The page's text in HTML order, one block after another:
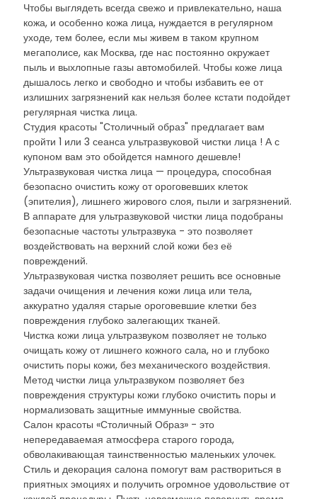
Чтобы выглядеть всегда свежо и привлекательно, наша
кожа, и особенно кожа лица, нуждается в регулярном
уходе, тем более, если мы живем в таком крупном
мегаполисе, как Москва, где нас постоянно окружает
пыль и выхлопные газы автомобилей. Чтобы коже лица
дышалось легко и свободно и чтобы избавить ее от
излишних загрязнений как нельзя более кстати подойдет
регулярная чистка лица.
Студия красоты "Столичный образ" предлагает вам
пройти 1 или 3 сеанса ультразвуковой чистки лица ! А с
купоном вам это обойдется намного дешевле!
Ультразвуковая чистка лица — процедура, способная
безопасно очистить кожу от ороговевших клеток
(эпителия), лишнего жирового слоя, пыли и загрязнений.
В аппарате для ультразвуковой чистки лица подобраны
безопасные частоты ультразвука - это позволяет
воздействовать на верхний слой кожи без её
повреждений.
Ультразвуковая чистка позволяет решить все основные
задачи очищения и лечения кожи лица или тела,
аккуратно удаляя старые ороговевшие клетки без
повреждения глубоко залегающих тканей.
Чистка кожи лица ультразвуком позволяет не только
очищать кожу от лишнего кожного сала, но и глубоко
очистить поры кожи, без механического воздействия.
Метод чистки лица ультразвуком позволяет без
повреждения структуры кожи глубоко очистить поры и
нормализовать защитные иммунные свойства.
Салон красоты «Столичный Образ» - это
непередаваемая атмосфера старого города,
обволакивающая таинственностью маленьких улочек.
Стиль и декорация салона помогут вам раствориться в
приятных эмоциях и получить огромное удовольствие от